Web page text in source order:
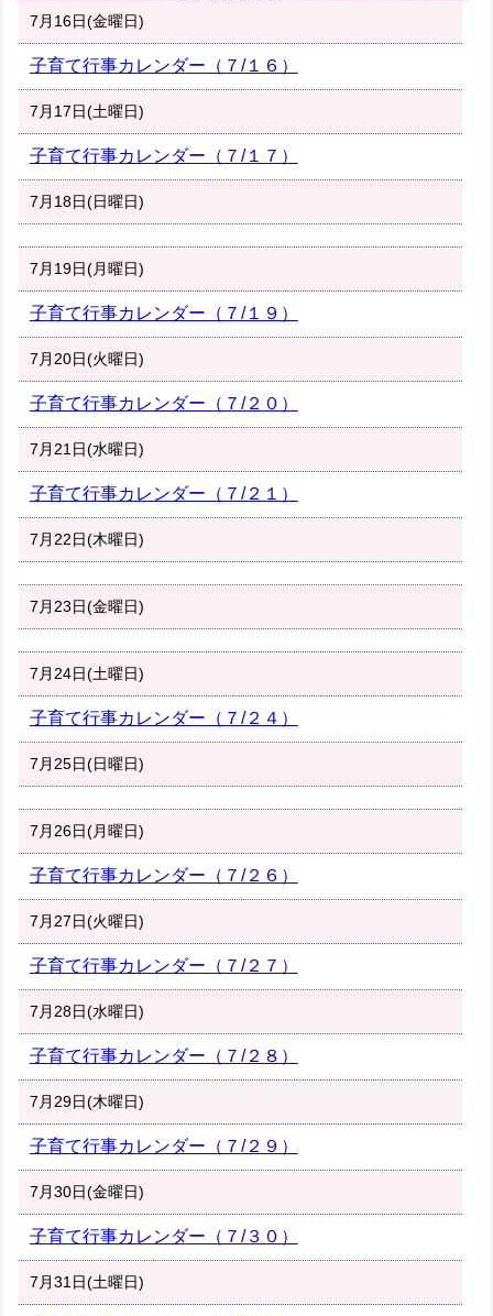
7月16日(金曜日)
子育て行事カレンダー（７/１６）
7月17日(土曜日)
子育て行事カレンダー（７/１７）
7月18日(日曜日)
7月19日(月曜日)
子育て行事カレンダー（７/１９）
7月20日(火曜日)
子育て行事カレンダー（７/２０）
7月21日(水曜日)
子育て行事カレンダー（７/２１）
7月22日(木曜日)
7月23日(金曜日)
7月24日(土曜日)
子育て行事カレンダー（７/２４）
7月25日(日曜日)
7月26日(月曜日)
子育て行事カレンダー（７/２６）
7月27日(火曜日)
子育て行事カレンダー（７/２７）
7月28日(水曜日)
子育て行事カレンダー（７/２８）
7月29日(木曜日)
子育て行事カレンダー（７/２９）
7月30日(金曜日)
子育て行事カレンダー（７/３０）
7月31日(土曜日)